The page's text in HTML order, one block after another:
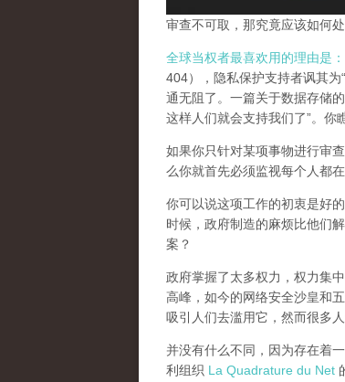
审查不可取，那究竟应该如何
全球当权者最喜欢用的理由是
404），隐私保护支持者讽其
通无阻了。一篇关于数据存储
这样人们就会支持我们了”。你
如果你只针对某项事物进行审
么你就首先必须监视每个人都
你可以说这项工作的初衷是好
时候，政府制造的麻烦比他们
案？
政府掌握了太多权力，权力集
高峰， 如今的网络安全沙皇和
吸引人们去滥用它，然而很多
并没有什么不同，因为存在着
利组织 La Quadrature du Net